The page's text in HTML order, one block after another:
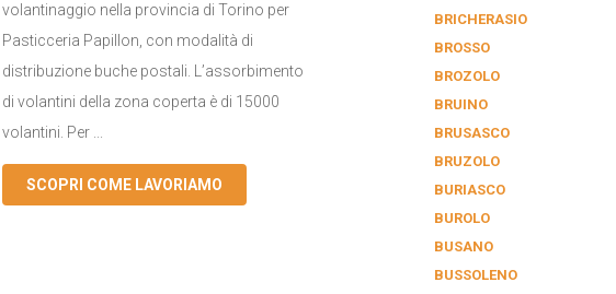
volantinaggio nella provincia di Torino per
Pasticceria Papillon, con modalità di
distribuzione buche postali. L’assorbimento
di volantini della zona coperta è di 15000
volantini. Per ...
SCOPRI COME LAVORIAMO
BRICHERASIO
BROSSO
BROZOLO
BRUINO
BRUSASCO
BRUZOLO
BURIASCO
BUROLO
BUSANO
BUSSOLENO